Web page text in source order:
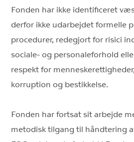
Fonden har ikke identificeret
derfor ikke udarbejdet formelle
procedurer, redegjort for risici
sociale- og personaleforhold
respekt for
korruption og bestikkelse.
Fonden har fortsat sit arbejde
metodisk tilgang til håndtering